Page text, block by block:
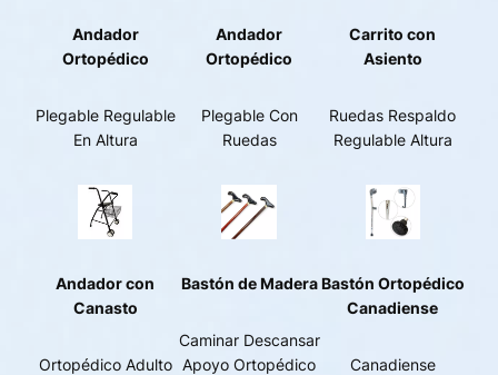
Andador
Ortopédico
Plegable Regulable
En Altura
Andador
Ortopédico
Plegable Con
Ruedas
Carrito con
Asiento
Ruedas Respaldo
Regulable Altura
Andador con
Canasto
Ortopédico Adulto
Bastón de Madera
Caminar Descansar
Apoyo Ortopédico
Bastón Ortopédico
Canadiense
Canadiense